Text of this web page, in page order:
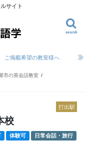
サイト
search
ご掲載希望の教室様へ
市の英会話教室
打出駅
校
体験可 日常会話・旅行